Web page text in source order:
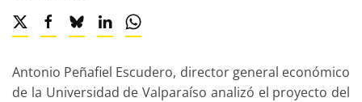
Antonio Peñafiel Escudero, director general económico
de la Universidad de Valparaíso analizó el proyecto del